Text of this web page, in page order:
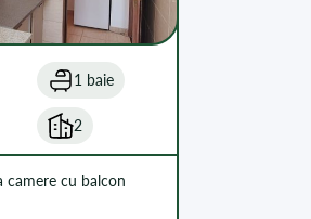
1 baie
2
camere cu balcon